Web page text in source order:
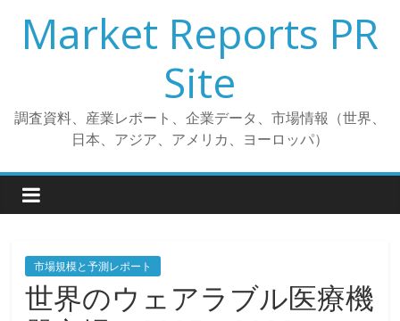
プ
Market Reports PR
Site
調査資料、産業レポート、企業データ、市場情報（世界、
日本、アジア、アメリカ、ヨーロッパ）
市場規模と予測レポート
世界のウェアラブル医療機